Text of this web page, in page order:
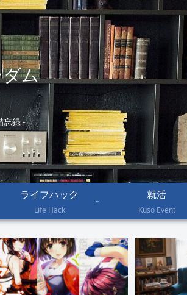
ム
忘録～
ライフハック
Life Hack
就活
Kuso Event